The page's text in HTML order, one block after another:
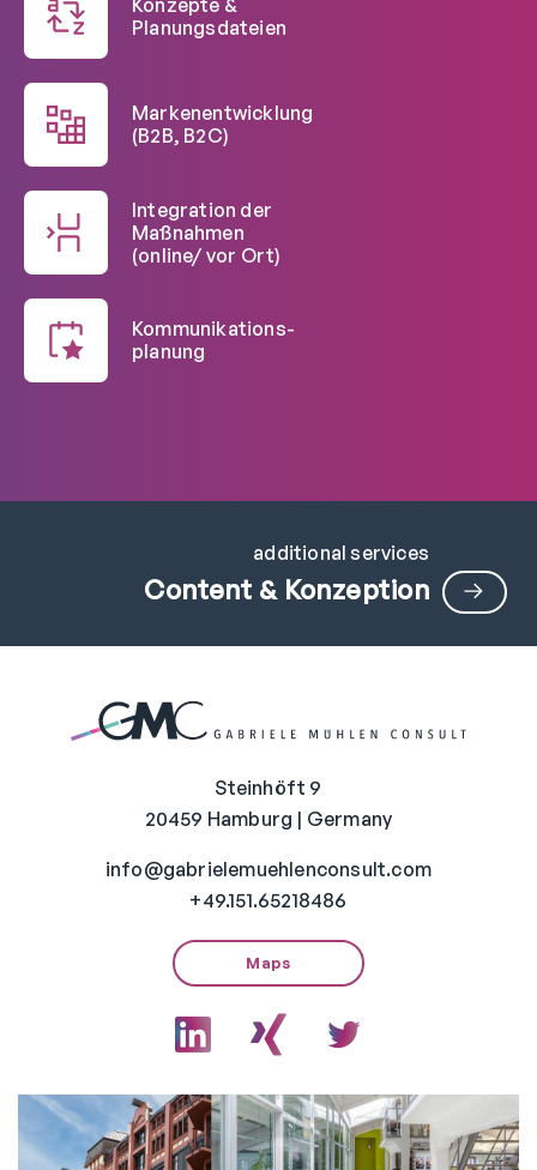
Konzepte &
Planungsdateien
Markenentwicklung
(B2B, B2C)
Integration der
Maßnahmen
(online/ vor Ort)
Kommunikations-
planung
additional services
Content & Konzeption
Steinhöft 9
20459 Hamburg | Germany
info@gabrielemuehlenconsult.com
+49.151.65218486
Maps